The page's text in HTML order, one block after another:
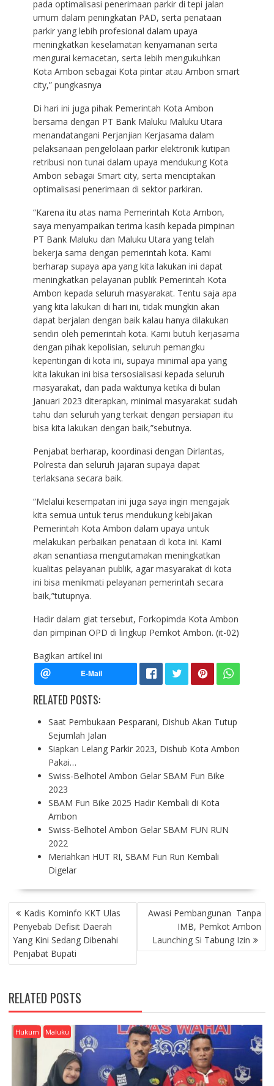
pada optimalisasi penerimaan parkir di tepi jalan
umum dalam peningkatan PAD, serta penataan
parkir yang lebih profesional dalam upaya
meningkatkan keselamatan kenyamanan serta
mengurai kemacetan, serta lebih mengukuhkan
Kota Ambon sebagai Kota pintar atau Ambon smart
city,” pungkasnya
Di hari ini juga pihak Pemerintah Kota Ambon
bersama dengan PT Bank Maluku Maluku Utara
menandatangani Perjanjian Kerjasama dalam
pelaksanaan pengelolaan parkir elektronik kutipan
retribusi non tunai dalam upaya mendukung Kota
Ambon sebagai Smart city, serta menciptakan
optimalisasi penerimaan di sektor parkiran.
“Karena itu atas nama Pemerintah Kota Ambon,
saya menyampaikan terima kasih kepada pimpinan
PT Bank Maluku dan Maluku Utara yang telah
bekerja sama dengan pemerintah kota. Kami
berharap supaya apa yang kita lakukan ini dapat
meningkatkan pelayanan publik Pemerintah Kota
Ambon kepada seluruh masyarakat. Tentu saja apa
yang kita lakukan di hari ini, tidak mungkin akan
dapat berjalan dengan baik kalau hanya dilakukan
sendiri oleh pemerintah kota. Kami butuh kerjasama
dengan pihak kepolisian, seluruh pemangku
kepentingan di kota ini, supaya minimal apa yang
kita lakukan ini bisa tersosialisasi kepada seluruh
masyarakat, dan pada waktunya ketika di bulan
Januari 2023 diterapkan, minimal masyarakat sudah
tahu dan seluruh yang terkait dengan persiapan itu
bisa kita lakukan dengan baik,”sebutnya.
Penjabat berharap, koordinasi dengan Dirlantas,
Polresta dan seluruh jajaran supaya dapat
terlaksana secara baik.
“Melalui kesempatan ini juga saya ingin mengajak
kita semua untuk terus mendukung kebijakan
Pemerintah Kota Ambon dalam upaya untuk
melakukan perbaikan penataan di kota ini. Kami
akan senantiasa mengutamakan meningkatkan
kualitas pelayanan publik, agar masyarakat di kota
ini bisa menikmati pelayanan pemerintah secara
baik,”tutupnya.
Hadir dalam giat tersebut, Forkopimda Kota Ambon
dan pimpinan OPD di lingkup Pemkot Ambon. (it-02)
Bagikan artikel ini
RELATED POSTS:
Saat Pembukaan Pesparani, Dishub Akan Tutup
Sejumlah Jalan
Siapkan Lelang Parkir 2023, Dishub Kota Ambon
Pakai…
Swiss-Belhotel Ambon Gelar SBAM Fun Bike
2023
SBAM Fun Bike 2025 Hadir Kembali di Kota
Ambon
Swiss-Belhotel Ambon Gelar SBAM FUN RUN
2022
Meriahkan HUT RI, SBAM Fun Run Kembali
Digelar
P
O
S
T
N
V
I
G
A
T
Kadis Kominfo KKT Ulas
Penyebab Defisit Daerah
Yang Kini Sedang Dibenahi
Penjabat Bupati
Awasi Pembangunan Tanpa
IMB, Pemkot Ambon
Launching Si Tabung Izin
RELATED POSTS
Hukum Maluku